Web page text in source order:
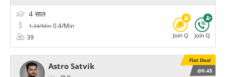
4 साल
1.34/Min 0.4/Min
39
Flat Deal
@0.4$
Astro Satvik